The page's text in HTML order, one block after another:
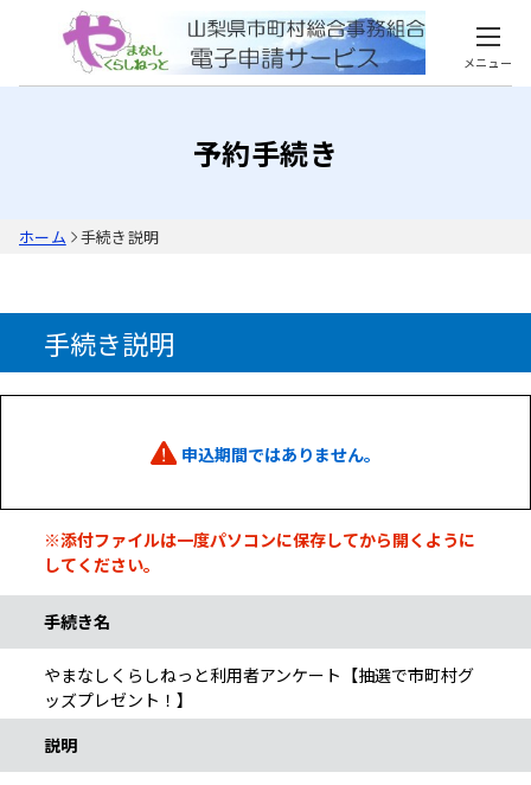
メニュー
予約手続き
ホーム 手続き説明
手続き説明
申込期間ではありません。
※添付ファイルは一度パソコンに保存してから開くように
してください。
手続き名
やまなしくらしねっと利用者アンケート【抽選で市町村グ
ッズプレゼント！】
説明